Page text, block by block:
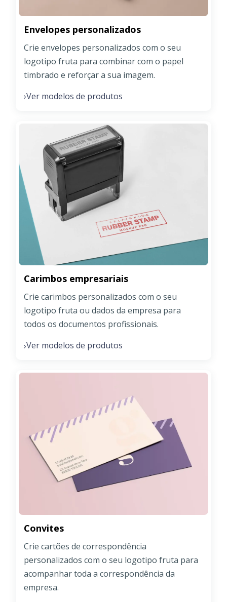
Envelopes personalizados
Crie envelopes personalizados com o seu
logotipo fruta para combinar com o papel
timbrado e reforçar a sua imagem.
›Ver modelos de produtos
Carimbos empresariais
Crie carimbos personalizados com o seu
logotipo fruta ou dados da empresa para
todos os documentos profissionais.
›Ver modelos de produtos
Convites
Crie cartões de correspondência
personalizados com o seu logotipo fruta para
acompanhar toda a correspondência da
empresa.